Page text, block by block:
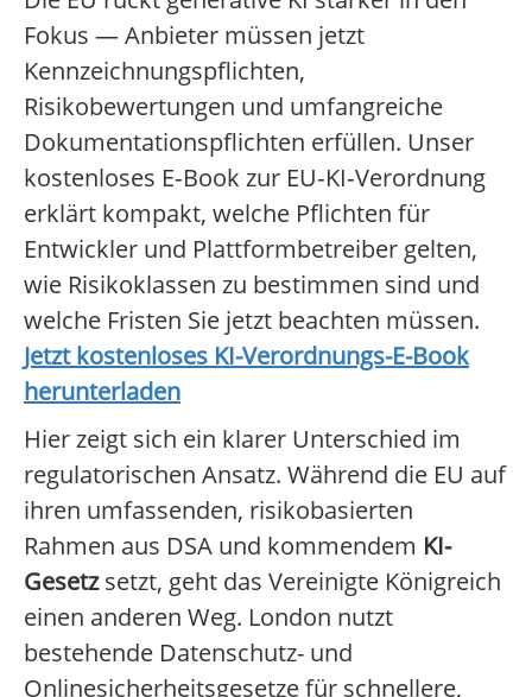
Fokus — Anbieter müssen jetzt
Kennzeichnungspflichten,
Risikobewertungen und umfangreiche
Dokumentationspflichten erfüllen. Unser
kostenloses E‑Book zur EU‑KI‑Verordnung
erklärt kompakt, welche Pflichten für
Entwickler und Plattformbetreiber gelten,
wie Risikoklassen zu bestimmen sind und
welche Fristen Sie jetzt beachten müssen.
Jetzt kostenloses KI-Verordnungs-E-Book
herunterladen
Hier zeigt sich ein klarer Unterschied im
regulatorischen Ansatz. Während die EU auf
ihren umfassenden, risikobasierten
Rahmen aus DSA und kommendem KI-
Gesetzsetzt, geht das Vereinigte Königreich
einen anderen Weg. London nutzt
bestehende Datenschutz- und
Onlinesicherheitsgesetze für schnellere,